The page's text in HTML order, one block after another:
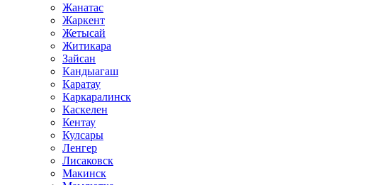
Жанатас
Жаркент
Жетысай
Житикара
Зайсан
Кандыагаш
Каратау
Каркаралинск
Каскелен
Кентау
Кулсары
Ленгер
Лисаковск
Макинск